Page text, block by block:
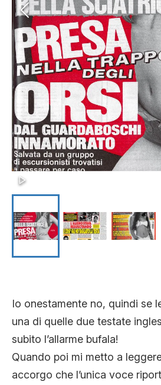
Io onestamente no, quindi se
una di quelle due testate
subito l’allarme bufala!
Quando poi mi metto a
accorgo che l’unica voce